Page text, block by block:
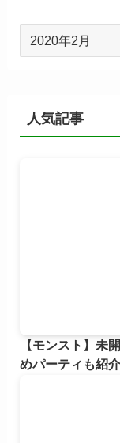
人気記事
【モンスト】未
めパーティも紹介